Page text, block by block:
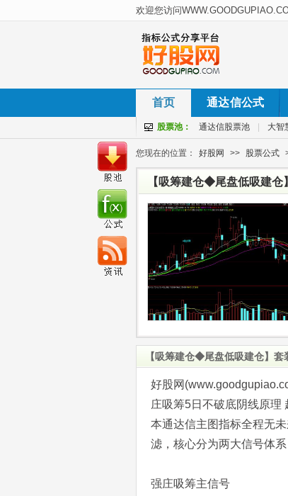
首页 通达信公式
股票池： 通达信股票池 大智
您现在的位置： 好股网 >> 股票公式
【吸筹建仓◆尾盘低吸建
抓启动点
【吸筹建仓◆尾盘低吸建仓】
好股网
庄吸筹5日不破底阴线原理
本通达信主图指标全程无
滤，核心分为两大信号体系
强庄吸筹主信号